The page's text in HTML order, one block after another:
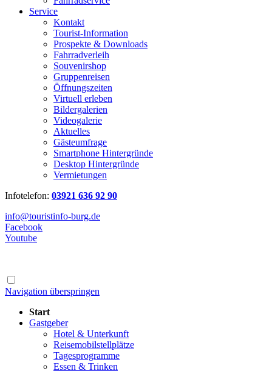
Service
Kontakt
Tourist-Information
Prospekte & Downloads
Fahrradverleih
Souvenirshop
Gruppenreisen
Öffnungszeiten
Virtuell erleben
Bildergalerien
Videogalerie
Aktuelles
Gästeumfrage
Smartphone Hintergründe
Desktop Hintergründe
Vermietungen
Infotelefon: 03921 636 92 90
info@touristinfo-burg.de
Facebook
Youtube
Navigation überspringen
Start
Gastgeber
Hotel & Unterkunft
Reisemobilstellplätze
Tagesprogramme
Essen & Trinken